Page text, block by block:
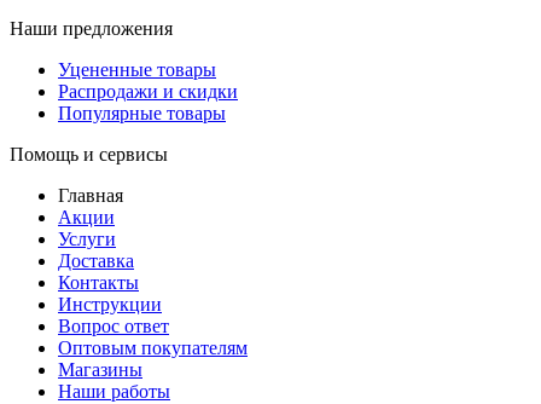
Наши предложения
Уцененные товары
Распродажи и скидки
Популярные товары
Помощь и сервисы
Главная
Акции
Услуги
Доставка
Контакты
Инструкции
Вопрос ответ
Оптовым покупателям
Магазины
Наши работы